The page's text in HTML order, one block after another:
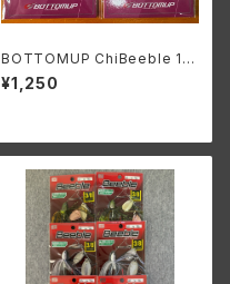
BOTTOMUP ChiBeeble 1/4
oz./ボトムアップ チビーブル 1/
4oz.
¥1,250